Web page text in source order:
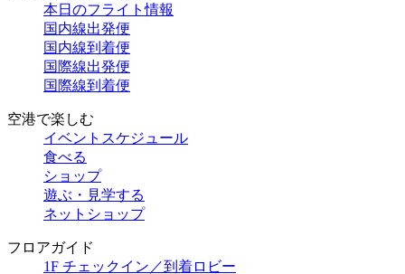
本日のフライト情報
国内線出発便
国内線到着便
国際線出発便
国際線到着便
空港で楽しむ
イベントスケジュール
食べる
ショップ
遊ぶ・見学する
ネットショップ
フロアガイド
1F チェックイン／到着ロビー